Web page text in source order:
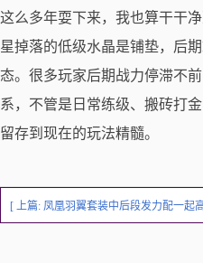
这么多年耍下来，我也算干干
星掉落的低级水晶是铺垫，后
态。很多玩家后期战力停滞不
系，不管是日常练级、搬砖打
留存到现在的玩法精髓。
[ 上篇: 凤凰羽翼套装中后段发力配一起